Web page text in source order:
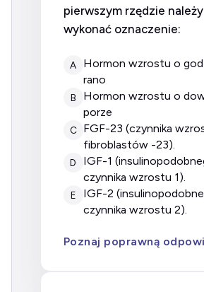
pierwszym rzędzie należy
wykonać oznaczenie:
A
hormon wzrostu o godzinie 8
rano
B
hormon wzrostu o dowolnej
porze
C
FGF-23 (czynnika wzrostu
fibroblastów -23).
D
IGF-1 (insulinopodobnego
czynnika wzrostu 1).
E
IGF-2 (insulinopodobnego
czynnika wzrostu 2).
Poznaj poprawną